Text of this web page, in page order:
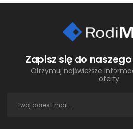
Zapisz się do
Otrzymuj najświeższe
oferty